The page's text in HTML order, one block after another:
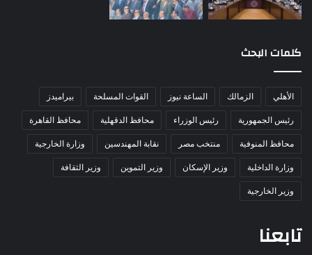
كلمات البحث
الأهلي الزمالك الساعة نيوز القوات المسلحة
بيراميدز
رئيس الجمهورية
رئيس الوزراء محافظ الدقهلية
محافظ القاهرة
محافظ المنوفية
منتخب مصر نقابة المهندسين
وزارة الخارجية
وزارة الداخلية
وزير الإسكان وزير التموين
وزير الثقافة
وزير الخارجية
تابعنا